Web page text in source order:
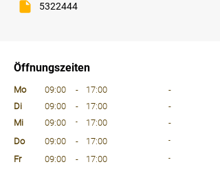
5322444
Öffnungszeiten
Mo
09:00 - 17:00
-
Di
09:00 - 17:00
-
Mi
09:00 - 17:00
-
Do
09:00 - 17:00 -
Fr 09:00 - 17:00 -